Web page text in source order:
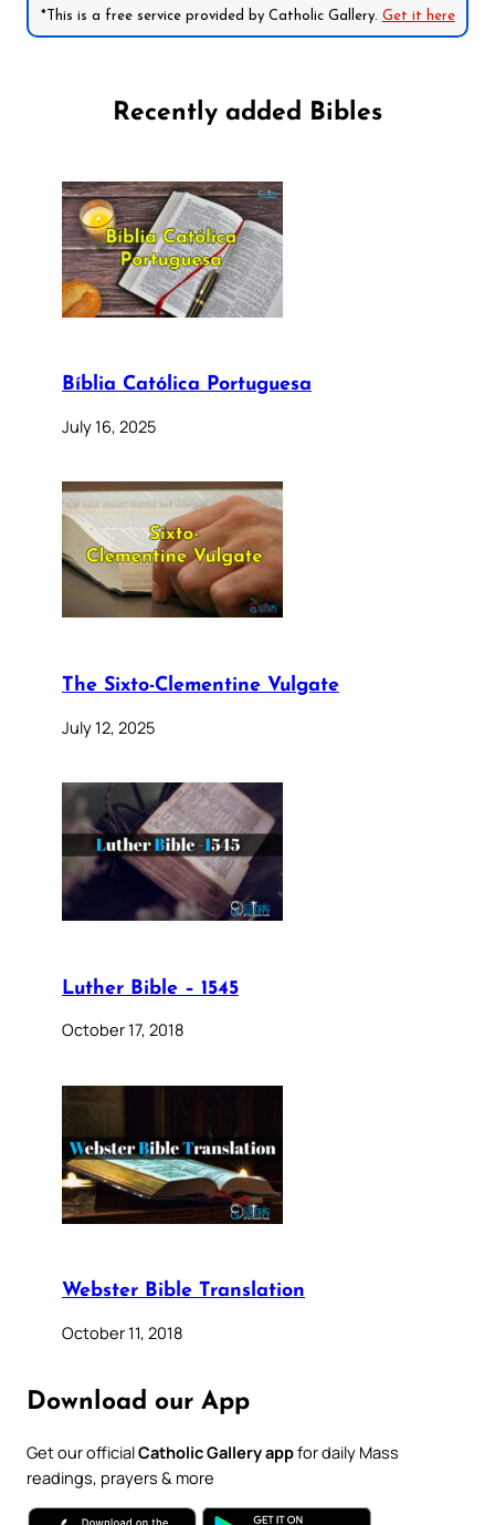
*This is a free service provided by Catholic Gallery. Get it here
Recently added Bibles
Bíblia Católica Portuguesa
July 16, 2025
The Sixto-Clementine Vulgate
July 12, 2025
Luther Bible – 1545
October 17, 2018
Webster Bible Translation
October 11, 2018
Download our App
Get our officialCatholic Gallery appfor daily Mass
readings, prayers & more